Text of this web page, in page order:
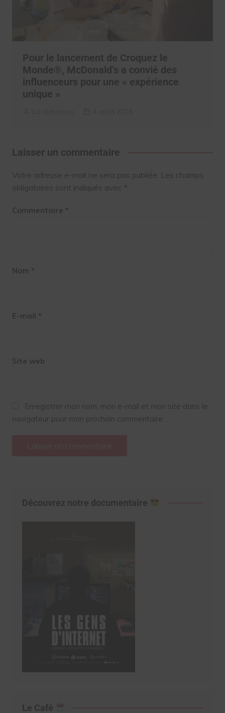
Pour le lancement de Croquez le
Monde®, McDonald’s a convié des
influenceurs pour une « expérience
unique »
Laisser un commentaire
Votre adresse e-mail ne sera pas publiée. Les champs
obligatoires sont indiqués avec *
Commentaire *
Nom *
E-mail *
Site web
Enregistrer mon nom, mon e-mail et mon site dans le
navigateur pour mon prochain commentaire.
Découvrez notre documentaire
Le Café